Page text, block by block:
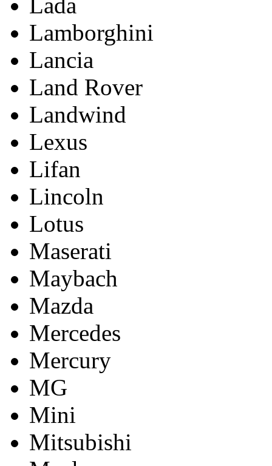
Lamborghini
Lancia
Land Rover
Landwind
Lexus
Lifan
Lincoln
Lotus
Maserati
Maybach
Mazda
Mercedes
Mercury
MG
Mini
Mitsubishi